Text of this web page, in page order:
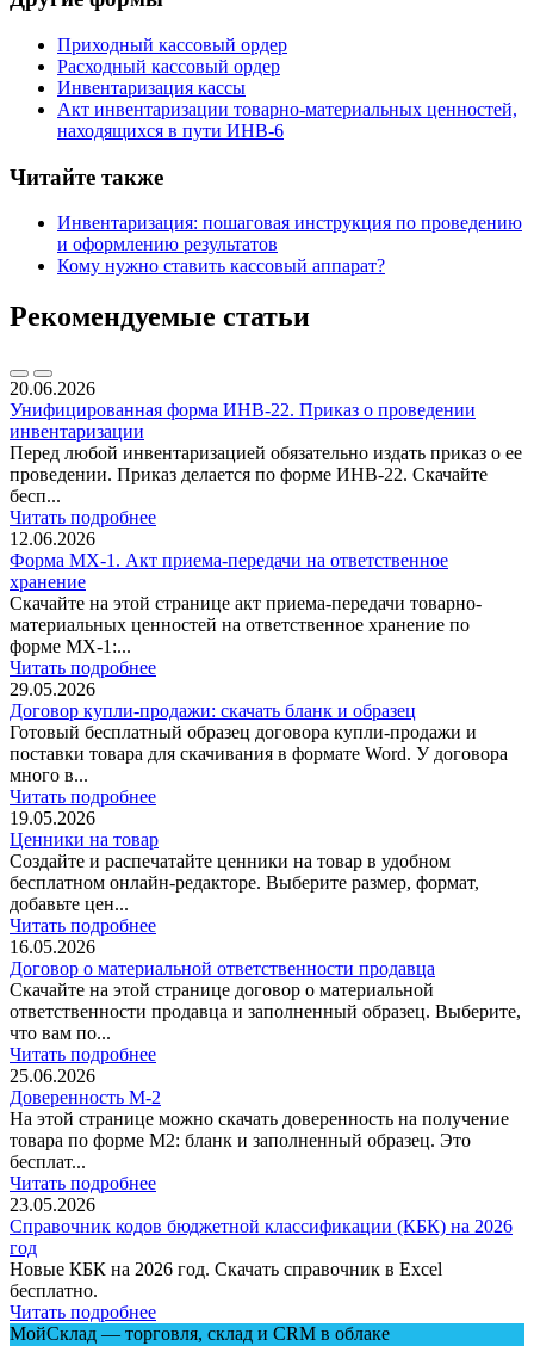
Приходный кассовый ордер
Расходный кассовый ордер
Инвентаризация кассы
Акт инвентаризации товарно-материальных ценностей,
находящихся в пути ИНВ-6
Читайте также
Инвентаризация: пошаговая инструкция по проведению
и оформлению результатов
Кому нужно ставить кассовый аппарат?
Рекомендуемые статьи
20.06.2026
Унифицированная форма ИНВ-22. Приказ о проведении
инвентаризации
Перед любой инвентаризацией обязательно издать приказ о ее
проведении. Приказ делается по форме ИНВ-22. Скачайте
бесп...
Читать подробнее
12.06.2026
Форма МХ-1. Акт приема-передачи на ответственное
хранение
Скачайте на этой странице акт приема-передачи товарно-
материальных ценностей на ответственное хранение по
форме МХ-1:...
Читать подробнее
29.05.2026
Договор купли-продажи: скачать бланк и образец
Готовый бесплатный образец договора купли-продажи и
поставки товара для скачивания в формате Word. У договора
много в...
Читать подробнее
19.05.2026
Ценники на товар
Создайте и распечатайте ценники на товар в удобном
бесплатном онлайн-редакторе. Выберите размер, формат,
добавьте цен...
Читать подробнее
16.05.2026
Договор о материальной ответственности продавца
Скачайте на этой странице договор о материальной
ответственности продавца и заполненный образец. Выберите,
что вам по...
Читать подробнее
25.06.2026
Доверенность М-2
На этой странице можно скачать доверенность на получение
товара по форме М2: бланк и заполненный образец. Это
бесплат...
Читать подробнее
23.05.2026
Справочник кодов бюджетной классификации (КБК) на 2026
год
Новые КБК на 2026 год. Скачать справочник в Excel
бесплатно.
Читать подробнее
МойСклад — торговля, склад и CRM в облаке